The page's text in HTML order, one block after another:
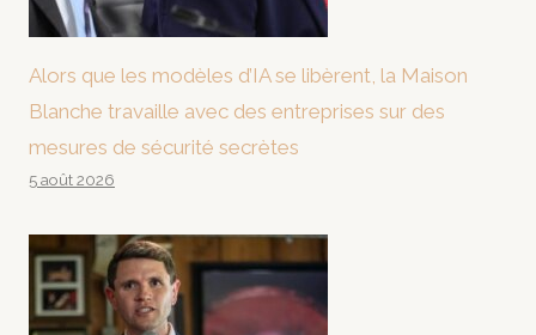
Alors que les modèles d’IA se libèrent, la Maison
Blanche travaille avec des entreprises sur des
mesures de sécurité secrètes
5 août 2026